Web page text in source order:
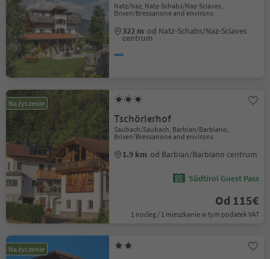
Natz/Naz, Natz-Schabs/Naz-Sciaves,
Brixen/Bressanone and environs
322 m od Natz-Schabs/Naz-Sciaves
centrum
Na życzenie
Tschörlerhof
Saubach/Saubach, Barbian/Barbiano,
Brixen/Bressanone and environs
1.9 km od Barbian/Barbiano centrum
Südtirol Guest Pass
Od 115€
1 nocleg / 1 mieszkanie w tym podatek VAT
Na życzenie